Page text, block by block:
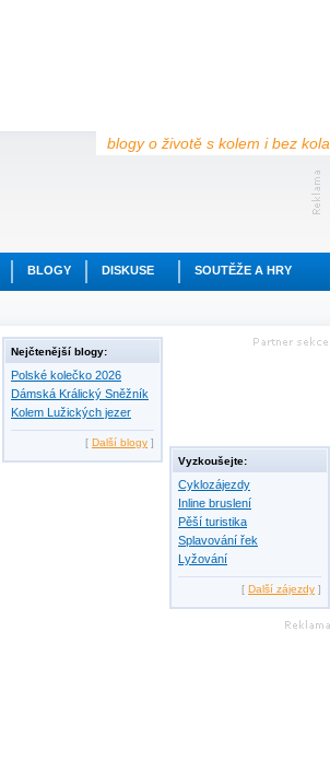
blogy o životě s kolem i bez kola
BLOGY DISKUSE SOUTĚŽE A HRY
Nejčtenější blogy:
Polské kolečko 2026
Dámská Králický Sněžník
Kolem Lužických jezer
[ Další blogy ]
Vyzkoušejte:
Cyklozájezdy
Inline bruslení
Pěší turistika
Splavování řek
Lyžování
[ Další zájezdy ]